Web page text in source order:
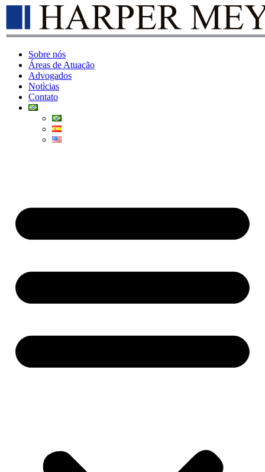
Sobre nós
Áreas de Atuação
Advogados
Notìcias
Contato